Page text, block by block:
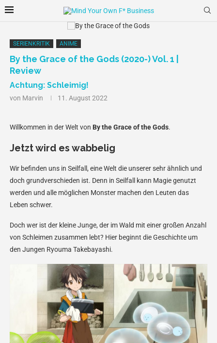
SERIENKRITIK ANIME
By the Grace of the Gods (2020-) Vol. 1 |
Review
Achtung: Schleimig!
von Marvin 11. August 2022
Willkommen in der Welt von By the Grace of the Gods.
Jetzt wird es wabbelig
Wir befinden uns in Seilfall, eine Welt die unserer sehr ähnlich und
doch grundverschieden ist. Denn in Seilfall kann Magie genutzt
werden und alle möglichen Monster machen den Leuten das
Leben schwer.
Doch wer ist der kleine Junge, der im Wald mit einer großen Anzahl
von Schleimen zusammen lebt? Hier beginnt die Geschichte um
den Jungen Ryouma Takebayashi.